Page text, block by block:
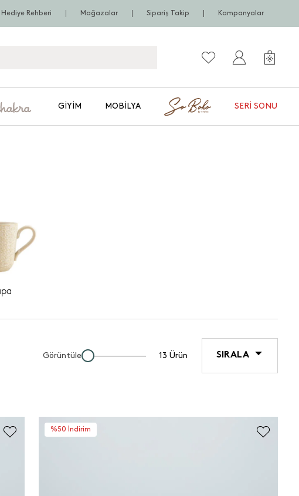
Hediye Rehberi Mağazalar Sipariş Takip Kampanyalar
GIYIM MOBILYA SERI SONU
Görüntüle 13 Ürün SIRALA
%50 İndirim